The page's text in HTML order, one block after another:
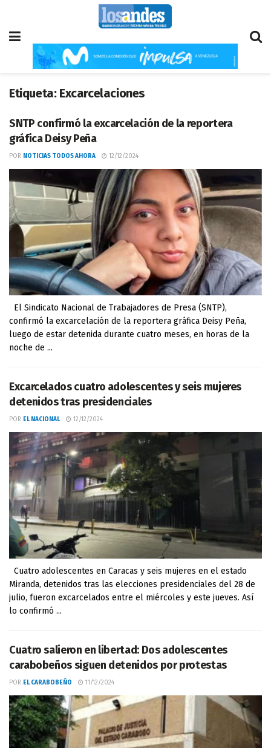
Etiqueta: Excarcelaciones
SNTP confirmó la excarcelación de la reportera
gráfica Deisy Peña
POR NOTICIAS TODOS AHORA 12/12/2024
El Sindicato Nacional de Trabajadores de Presa (SNTP),
confirmó la excarcelación de la reportera gráfica Deisy Peña,
luego de estar detenida durante cuatro meses, en horas de la
noche de ...
Excarcelados cuatro adolescentes y seis mujeres
detenidos tras presidenciales
POR EL NACIONAL 12/12/2024
Cuatro adolescentes en Caracas y seis mujeres en el estado
Miranda, detenidos tras las elecciones presidenciales del 28 de
julio, fueron excarcelados entre el miércoles y este jueves. Así
lo confirmó ...
Cuatro salieron en libertad: Dos adolescentes
carabobeños siguen detenidos por protestas
POR EL CARABOBEÑO 11/12/2024